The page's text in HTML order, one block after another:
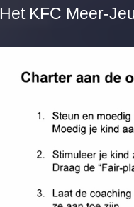
Het KFC Meer-